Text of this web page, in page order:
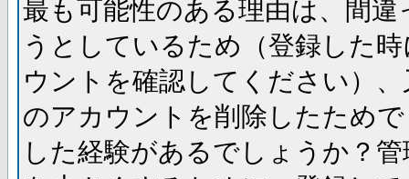
最も可能性のある理由は、間
うとしているため（登録した
ウントを確認してください）
のアカウントを削除したため
した経験があるでしょうか？